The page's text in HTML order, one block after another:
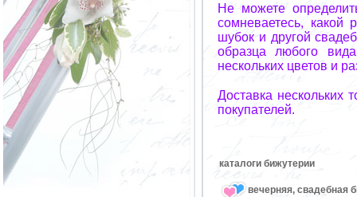
Не можете
сомневаетесь, какой
шубок и другой
образца любого
нескольких цветов и
Доставка нескольких
покупателей.
каталоги бижутерии
вечерняя, свадебная